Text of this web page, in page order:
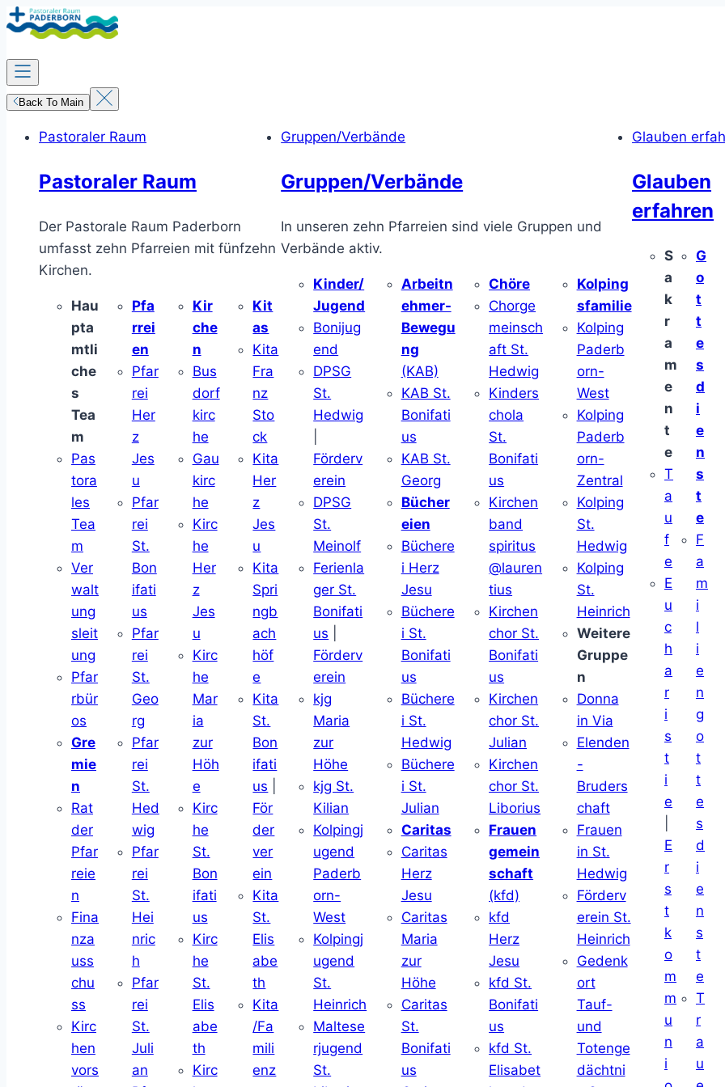
Zum
Inhalt
springen
Back To Main
Pastoraler Raum
Pastoraler Raum
Der Pastorale Raum Paderborn
umfasst zehn Pfarreien mit fünfzehn
Kirchen.
Hau
pta
mtli
che
s
Tea
m
Pas
tora
les
Tea
m
Ver
walt
ung
sleit
ung
Pfar
rbür
os
Gre
mie
n
Rat
der
Pfar
reie
n
Fina
nza
uss
chu
ss
Kirc
hen
vors
Pfa
rrei
en
Pfar
rei
Her
z
Jes
u
Pfar
rei
St.
Bon
ifati
us
Pfar
rei
St.
Geo
rg
Pfar
rei
St.
Hed
wig
Pfar
rei
St.
Hei
nric
h
Pfar
rei
St.
Juli
an
Kir
che
n
Bus
dorf
kirc
he
Gau
kirc
he
Kirc
he
Her
z
Jes
u
Kirc
he
Mar
ia
zur
Höh
e
Kirc
he
St.
Bon
ifati
us
Kirc
he
St.
Elis
abe
th
Kirc
Kit
as
Kita
Fra
nz
Sto
ck
Kita
Her
z
Jes
u
Kita
Spri
ngb
ach
höf
e
Kita
St.
Bon
ifati
us
För
der
ver
ein
Kita
St.
Elis
abe
th
Kita
/Fa
mili
enz
Gruppen/Verbände
Gruppen/Verbände
In unseren zehn Pfarreien sind viele Gruppen und
Verbände aktiv.
Kinder/
Jugend
Bonijug
end
DPSG
St.
Hedwig
Förderv
erein
DPSG
St.
Meinolf
Ferienla
ger St.
Bonifati
us
Förderv
erein
kjg
Maria
zur
Höhe
kjg St.
Kilian
Kolpingj
ugend
Paderb
orn-
West
Kolpingj
ugend
St.
Heinrich
Maltese
rjugend
St.
Arbeitn
ehmer-
Bewegu
ng
(KAB)
KAB St.
Bonifati
us
KAB St.
Georg
Bücher
eien
Büchere
i Herz
Jesu
Büchere
i St.
Bonifati
us
Büchere
i St.
Hedwig
Büchere
i St.
Julian
Caritas
Caritas
Herz
Jesu
Caritas
Maria
zur
Höhe
Caritas
St.
Bonifati
us
Chöre
Chorge
meinsch
aft St.
Hedwig
Kinders
chola
St.
Bonifati
us
Kirchen
band
spiritus
@lauren
tius
Kirchen
chor St.
Bonifati
us
Kirchen
chor St.
Julian
Kirchen
chor St.
Liborius
Frauen
gemein
schaft
(kfd)
kfd
Herz
Jesu
kfd St.
Bonifati
us
kfd St.
Elisabet
Kolping
sfamilie
Kolping
Paderb
orn-
West
Kolping
Paderb
orn-
Zentral
Kolping
St.
Hedwig
Kolping
St.
Heinrich
Weitere
Gruppe
n
Donna
in Via
Elenden
-
Bruders
chaft
Frauen
in St.
Hedwig
Förderv
erein St.
Heinrich
Gedenk
ort
Tauf-
und
Totenge
dächtni
Glauben
Glauben
erfahren
S
a
k
r
a
m
e
n
t
e
T
a
u
f
e
E
u
c
h
a
r
i
s
t
i
e
E
r
s
t
k
o
m
m
u
n
i
G
o
t
t
e
s
d
i
e
n
s
t
e
F
a
m
i
l
i
e
n
g
o
t
t
e
s
d
i
e
n
s
t
e
T
r
a
u